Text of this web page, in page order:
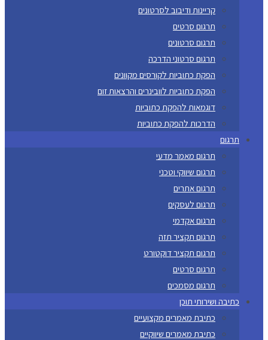
קריינות ודיבוב לסרטונים
תרגום סרטים
תרגום סרטונים
תרגום סרטוני הדרכה
הפקת כתוביות לקורסים מקוונים
הפקת כתוביות לוובינרים והרצאות זום
דוגמאות להפקת כתוביות
הדרכות להפקת כתוביות
תרגום
תרגום מאמר מדעי
תרגום שיווקי וטכני
תרגום אתרים
תרגום לעסקים
תרגום אקדמי
תרגום תקציר תזה
תרגום תקציר דוקטורט
תרגום סרטים
תרגום מסמכים
כתיבה ושירותי תוכן
כתיבת מאמרים מקצועיים
כתיבת מאמרים שיווקיים